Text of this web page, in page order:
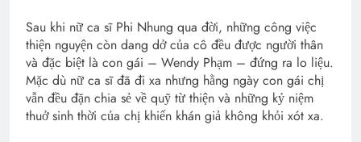
Sau khi nữ ca sĩ Phi Nhung qua đời, những công việc
thiện nguyện còn dang dở của cô đều được người thân
và đặc biệt là con gái – Wendy Phạm – đứng ra lo liệu.
Mặc dù nữ ca sĩ đã đi xa nhưng hằng ngày con gái chị
vẫn đều đặn chia sẻ về quỹ từ thiện và những kỷ niệm
thuở sinh thời của chị khiến khán giả không khỏi xót xa.